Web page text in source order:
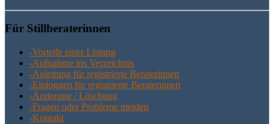
Für Still­be­ra­te­rin­nen
-Vor­tei­le einer Listung
-Auf­nah­me ins Verzeichnis
-Anlei­tung für regis­trier­te Beraterinnen
-Ein­log­gen für regis­trier­te Beraterinnen
-Ände­rung / Löschung
-Fra­gen oder Pro­ble­me melden
-Kon­takt